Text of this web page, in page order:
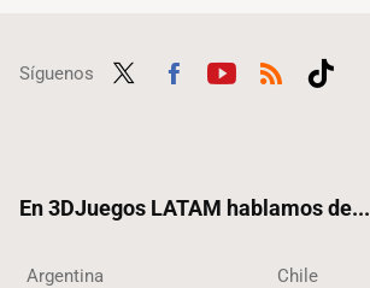
Síguenos
En 3DJuegos LATAM hablamos de...
Argentina Chile